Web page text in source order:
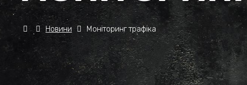
Новини Моніторинг трафіка